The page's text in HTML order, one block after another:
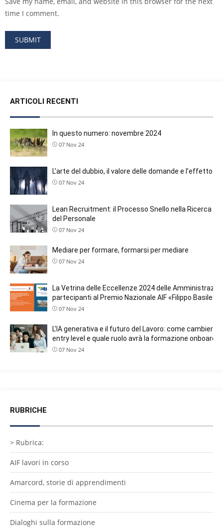
time I comment.
ARTICOLI RECENTI
In questo numero: novembre 2024
07 Nov 24
L’arte del dubbio, il valore delle domande e l’effetto
07 Nov 24
Lean Recruitment: il Processo Snello nella Ricerca e
del Personale
07 Nov 24
Mediare per formare, formarsi per mediare
07 Nov 24
La Vetrina delle Eccellenze 2024 delle
partecipanti al Premio Nazionale AIF «Filippo Basile»
07 Nov 24
L’IA generativa e il futuro del Lavoro: come
entry level e quale ruolo avrà la formazione
07 Nov 24
RUBRICHE
> Rubrica:
AIF lavori in corso
Amarcord, storie di apprendimenti
Cinema per la formazione
Dialoghi sulla formazione